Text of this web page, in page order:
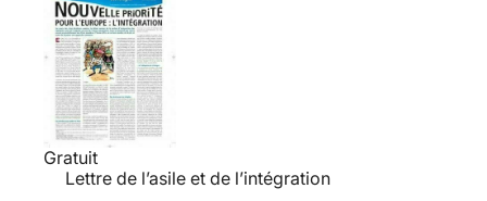
Gratuit
Lettre de l’asile et de l’intégration